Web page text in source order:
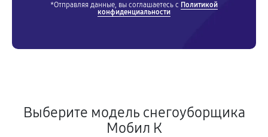
*Отправляя данные, вы соглашаетесь с Политикой
конфиденциальности
Выберите модель снегоуборщика
Мобил К